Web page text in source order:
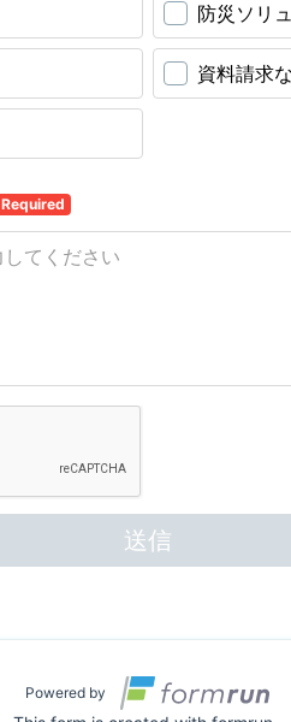
防災ソリ
資料請求
Required
送信
Powered by